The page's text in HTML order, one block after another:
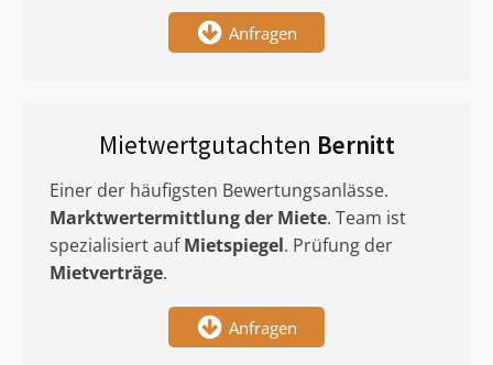
Anfragen
Mietwertgutachten Bernitt
Einer der häufigsten Bewertungsanlässe.
Marktwertermittlungder Miete. Team ist
spezialisiert aufMietspiegel. Prüfung der
Mietverträge.
Anfragen